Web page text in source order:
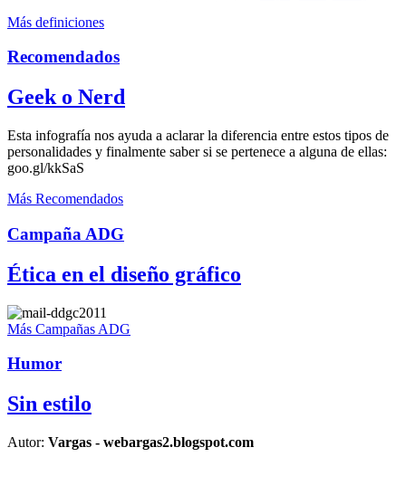
Más definiciones
Recomendados
Geek o Nerd
Esta infografía nos ayuda a aclarar la diferencia entre estos tipos de
personalidades y finalmente saber si se pertenece a alguna de ellas:
goo.gl/kkSaS
Más Recomendados
Campaña ADG
Ética en el diseño gráfico
Más Campañas ADG
Humor
Sin estilo
Autor: Vargas - webargas2.blogspot.com